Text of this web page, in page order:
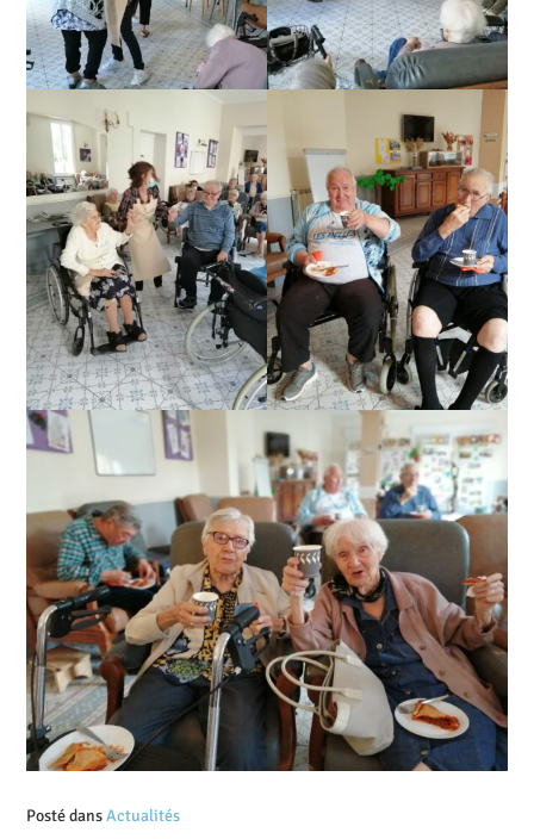
Posté dansActualités